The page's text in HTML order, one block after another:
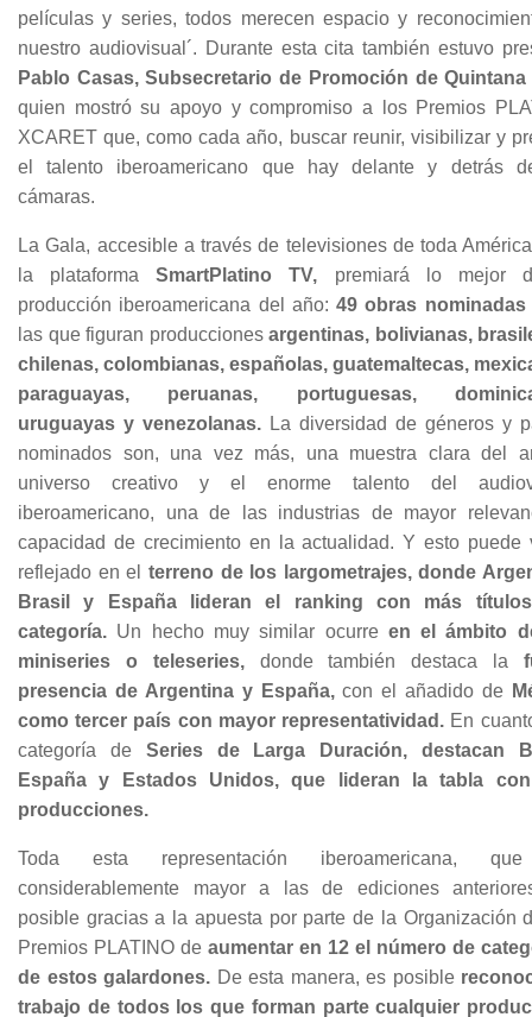
películas y series, todos merecen espacio y
nuestro audiovisual´. Durante esta cita también estuvo
Pablo Casas, Subsecretario de Promoción de Quintana
quien mostró su apoyo y compromiso a los Premios
XCARET que, como cada año, buscar reunir, visibilizar y
el talento iberoamericano que hay delante y detrás
cámaras.
La Gala, accesible a través de televisiones de toda
la plataformaSmartPlatino TV, premiará lo mejor
producción iberoamericana del año:49 obras nominadas
las que figuran producciones argentinas, bolivianas,
chilenas, colombianas, españolas, guatemaltecas,
paraguayas, peruanas, portuguesas,
uruguayas y venezolanas. La diversidad de géneros y
nominados son, una vez más, una muestra clara del
universo creativo y el enorme talento del
iberoamericano, una de las industrias de mayor
capacidad de crecimiento en la actualidad. Y esto puede
reflejado en el terreno de los largometrajes, donde
Brasil y España lideran el ranking con más
categoría. Un hecho muy similar ocurre en el ámbito
miniseries o teleseries,donde también destaca la
presencia de Argentina y España,con el añadido de
como tercer país con mayor representatividad. En
categoría de Series de Larga Duración, destacan
España y Estados Unidos, que lideran la tabla
producciones.
Toda esta representación iberoamericana,
considerablemente mayor a las de ediciones
posible gracias a la apuesta por parte de la Organización
Premios PLATINO de aumentar en 12 el número de
de estos galardones. De esta manera, es posible
trabajo de todos los que forman parte cualquier